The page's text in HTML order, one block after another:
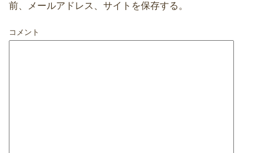
前、メールアドレス、サイトを保存する。
コメント